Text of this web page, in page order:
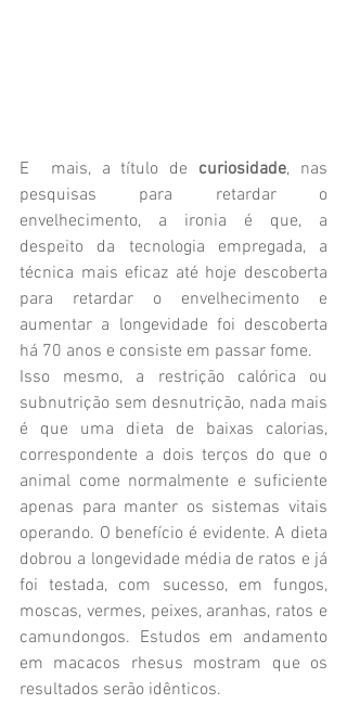
E  mais, a título de curiosidade, nas
pesquisas para retardar o
envelhecimento, a ironia é que, a
despeito da tecnologia empregada, a
técnica mais eficaz até hoje descoberta
para retardar o envelhecimento e
aumentar a longevidade foi descoberta
há 70 anos e consiste em passar fome.
Isso mesmo, a restrição calórica ou
subnutrição sem desnutrição, nada mais
é que uma dieta de baixas calorias,
correspondente a dois terços do que o
animal come normalmente e suficiente
apenas para manter os sistemas vitais
operando. O benefício é evidente. A dieta
dobrou a longevidade média de ratos e já
foi testada, com sucesso, em fungos,
moscas, vermes, peixes, aranhas, ratos e
camundongos. Estudos em andamento
em macacos rhesus mostram que os
resultados serão idênticos.